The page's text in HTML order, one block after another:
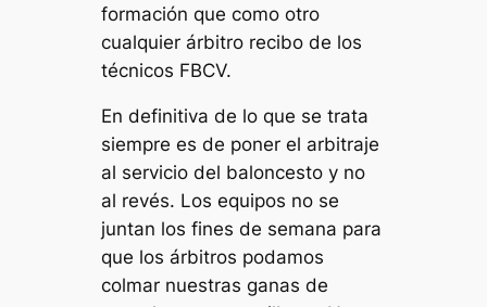
formación que como otro
cualquier árbitro recibo de los
técnicos FBCV.
En definitiva de lo que se trata
siempre es de poner el arbitraje
al servicio del baloncesto y no
al revés. Los equipos no se
juntan los fines de semana para
que los árbitros podamos
colmar nuestras ganas de